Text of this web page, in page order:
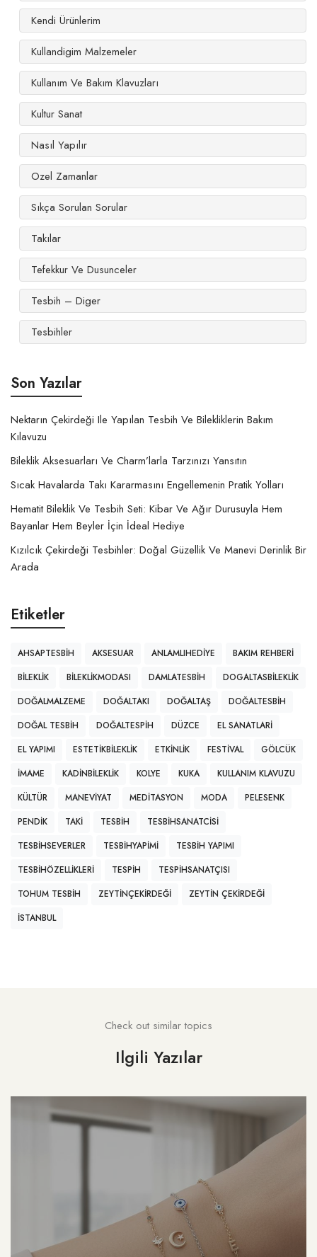
Kendi Ürünlerim
Kullandigim Malzemeler
Kullanım Ve Bakım Klavuzları
Kultur Sanat
Nasıl Yapılır
Ozel Zamanlar
Sıkça Sorulan Sorular
Takılar
Tefekkur Ve Dusunceler
Tesbih – Diger
Tesbihler
Son Yazılar
Nektarın Çekirdeği Ile Yapılan Tesbih Ve Bilekliklerin Bakım
Kılavuzu
Bileklik Aksesuarları Ve Charm’larla Tarzınızı Yansıtın
Sıcak Havalarda Takı Kararmasını Engellemenin Pratik Yolları
Hematit Bileklik Ve Tesbih Seti: Kibar Ve Ağır Durusuyla Hem
Bayanlar Hem Beyler İçin İdeal Hediye
Kızılcık Çekirdeği Tesbihler: Doğal Güzellik Ve Manevi Derinlik Bir
Arada
Etiketler
AHSAPTESBIH AKSESUAR ANLAMLIHEDIYE
BAKIM REHBERI
BILEKLIK
BILEKLIKMODASI DAMLATESBIH
DOGALTASBILEKLIK
DOĞALMALZEME
DOĞALTAKI DOĞALTAŞ
DOĞALTESBIH
DOĞAL TESBIH
DOĞALTESPIH DÜZCE
EL SANATLARI
EL YAPIMI
ESTETIKBILEKLIK ETKINLIK FESTIVAL
GÖLCÜK
IMAME
KADINBILEKLIK KOLYE KUKA
KULLANIM KLAVUZU
KÜLTÜR
MANEVIYAT MEDITASYON MODA
PELESENK
PENDIK
TAKI TESBIH
TESBIHSANATCISI
TESBIHSEVERLER
TESBIHYAPIMI
TESBIH YAPIMI
TESBIHÖZELLIKLERI
TESPIH
TESPIHSANATÇISI
TOHUM TESBIH
ZEYTINÇEKIRDEĞI
ZEYTIN ÇEKIRDEĞI
İSTANBUL
Check out similar topics
Ilgili Yazılar